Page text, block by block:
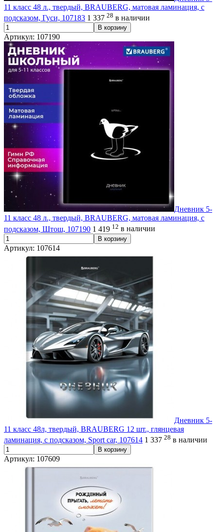
11 класс 48 л., твердый, BRAUBERG, матовая ламинация, с
подсказом, Гуси, 107183 1 337 28 в наличии
В корзину
Артикул: 107190
Дневник 5-
11 класс 48 л., твердый, BRAUBERG, матовая ламинация, с
подсказом, Штош, 107190 1 419 12 в наличии
В корзину
Артикул: 107614
Дневник 5-
11 класс 48л, твердый, BRAUBERG 12 шт., глянцевая
ламинация, с подсказом, Sport car, 107614 1 337 28 в наличии
В корзину
Артикул: 107609